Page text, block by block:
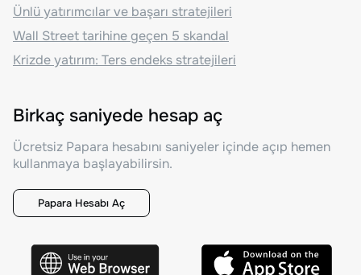
Ünlü yatırımcılar ve başarı stratejileri
Wall Street tarihine geçen 5 skandal
Krizde yatırım: Ters endeks stratejileri
Birkaç saniyede hesap aç
Ücretsiz Papara hesabını saniyeler içinde açıp hemen
kullanmaya başlayabilirsin.
Papara Hesabı Aç